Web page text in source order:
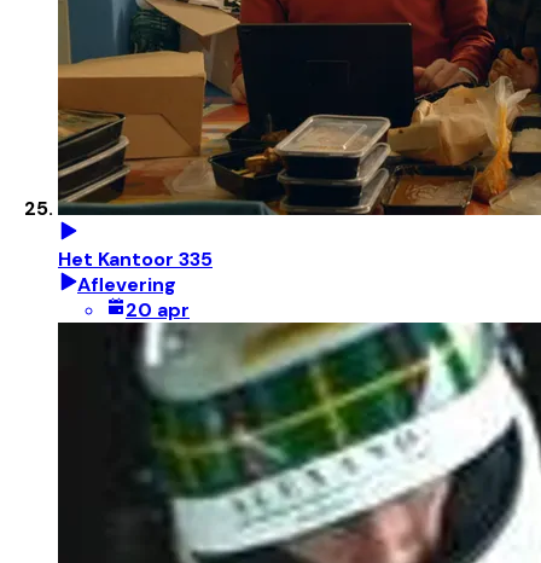
Het Kantoor 335
Aflevering
20 apr